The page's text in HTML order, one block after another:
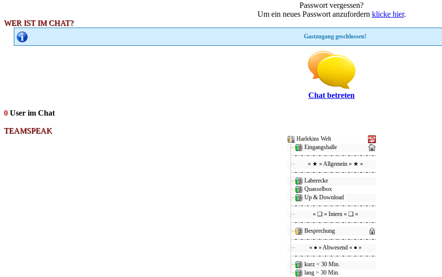
Passwort vergessen?
Um ein neues Passwort anzufordern klicke hier.
WER IST IM CHAT?
Gastzugang geschlossen!
Chat betreten
0 User im Chat
TEAMSPEAK
Harlekins Welt
Eingangshalle
« ★ » Allgemein « ★ »
Laberecke
Quasselbox
Up & Download
« ❑ » Intern « ❑ »
Besprechung
« ● » Abwesend « ● »
kurz < 30 Min.
lang > 30 Min.